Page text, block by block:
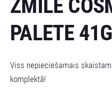
ZMILE
PALETE 41G
Viss nepieciešamais
komplektā!